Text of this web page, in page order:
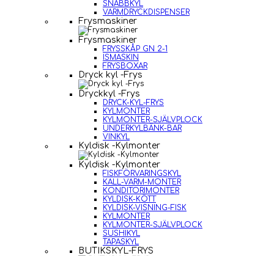
SNABBKYL
VARMDRYCKDISPENSER
Frysmaskiner
Frysmaskiner
FRYSSKÅP GN 2-1
ISMASKIN
FRYSBOXAR
Dryck kyl -Frys
Dryckkyl -Frys
DRYCK-KYL-FRYS
KYLMONTER
KYLMONTER-SJÄLVPLOCK
UNDERKYLBÄNK-BAR
VINKYL
Kyldisk -Kylmonter
Kyldisk -Kylmonter
FISKFÖRVARINGSKYL
KALL-VARM-MONTER
KONDITORIMONTER
KYLDISK-KÖTT
KYLDISK-VISNING-FISK
KYLMONTER
KYLMONTER-SJÄLVPLOCK
SUSHIKYL
TAPASKYL
BUTIKSKYL-FRYS